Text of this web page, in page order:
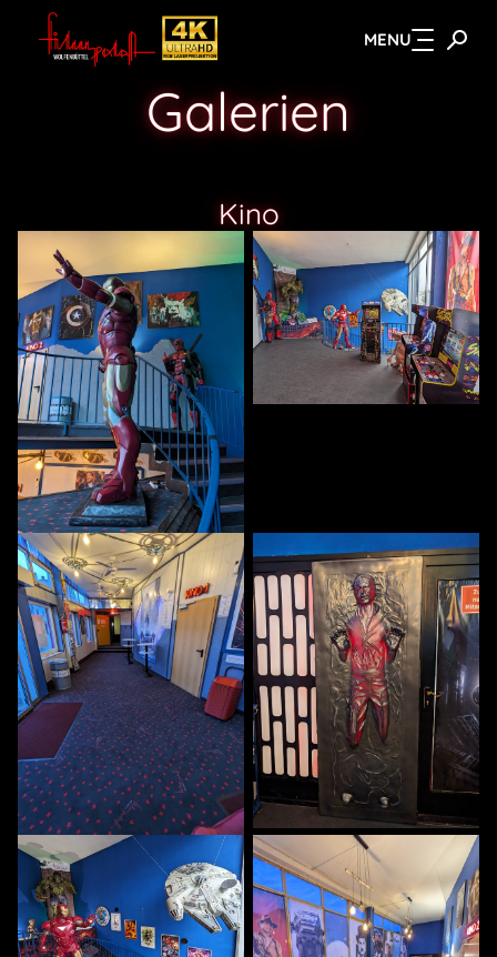
Zum Hauptinhalt springen MENU
Galerien
Kino